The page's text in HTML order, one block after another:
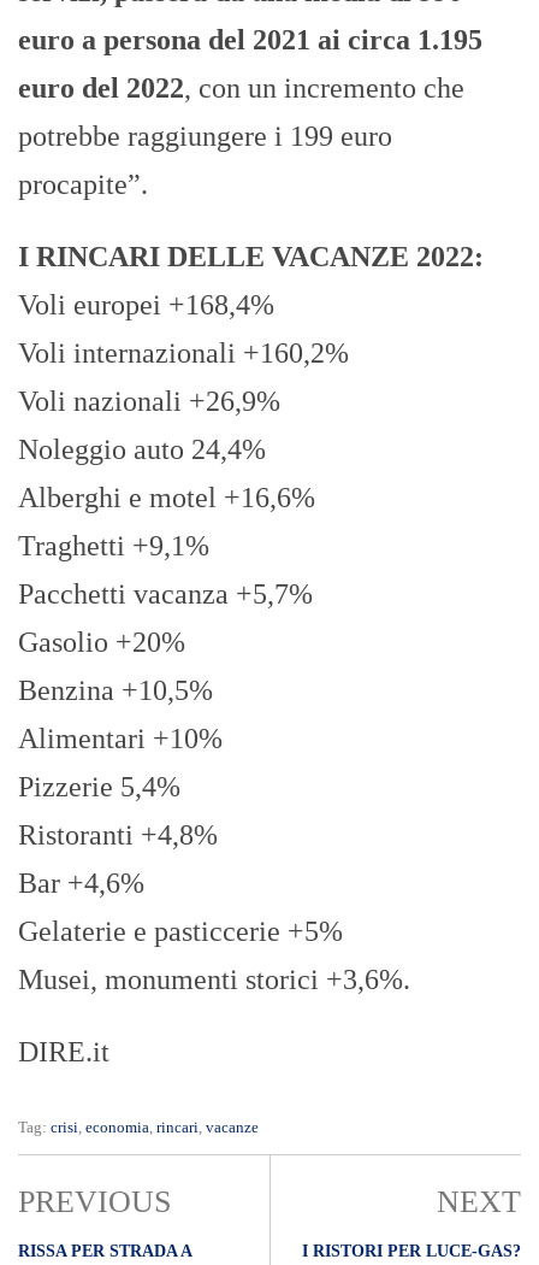
euro a persona del 2021 ai circa 1.195
euro del 2022, con un incremento che
potrebbe raggiungere i 199 euro
procapite”.
I RINCARI DELLE VACANZE 2022:
Voli europei +168,4%
Voli internazionali +160,2%
Voli nazionali +26,9%
Noleggio auto 24,4%
Alberghi e motel +16,6%
Traghetti +9,1%
Pacchetti vacanza +5,7%
Gasolio +20%
Benzina +10,5%
Alimentari +10%
Pizzerie 5,4%
Ristoranti +4,8%
Bar +4,6%
Gelaterie e pasticcerie +5%
Musei, monumenti storici +3,6%.
DIRE.it
Tag: crisi, economia, rincari, vacanze
PREVIOUS
RISSA PER STRADA A
NEXT
I RISTORI PER LUCE-GAS?